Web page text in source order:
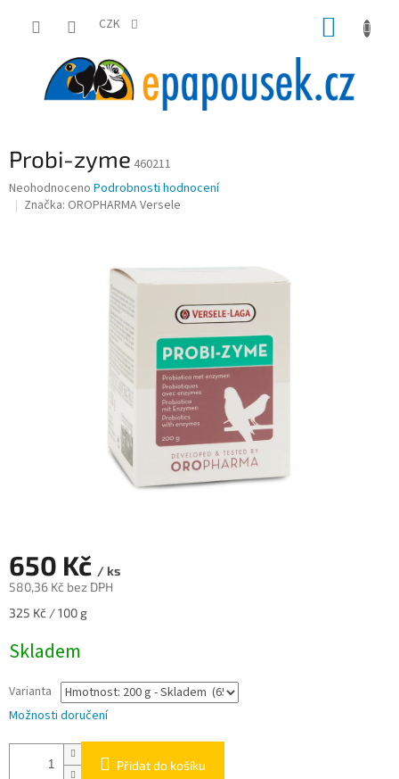
CZK
Probi-zyme 460211
Průměrné
hodnocení
Neohodnoceno Podrobnosti hodnocení
Značka: OROPHARMA Versele
650 Kč / ks
580,36 Kč bez DPH
Měrná
325 Kč / 100 g
Skladem
Varianta
Možnosti doručení
Přidat do košíku